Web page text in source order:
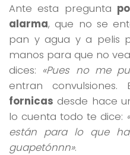
Ante esta pregunta
alarma, que no se
pan y agua y a pelis
manos para que no
dices: «Pues no me
entran convulsiones.
fornicas desde hace
lo cuenta todo te dice:
están para lo que
guapetónnn».